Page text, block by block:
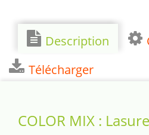
Description
Télécharger
COLOR MIX :